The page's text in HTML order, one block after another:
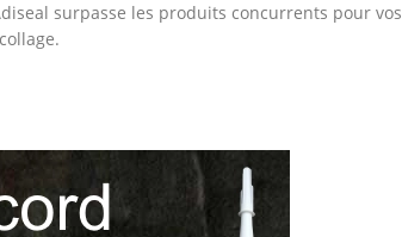
surpasse les produits concurrents pour vos